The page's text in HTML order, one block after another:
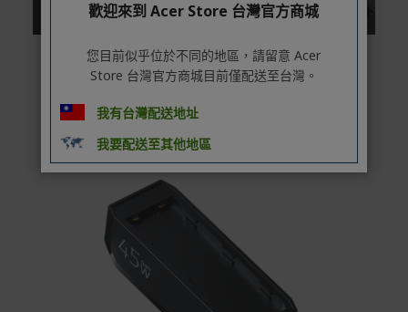
歡迎來到 Acer Store 台灣官方商城
您目前似乎位於不同的地區，請留意 Acer
Store 台灣官方商城目前僅配送至台灣。
我有台灣配送地址
我要配送至其他地區